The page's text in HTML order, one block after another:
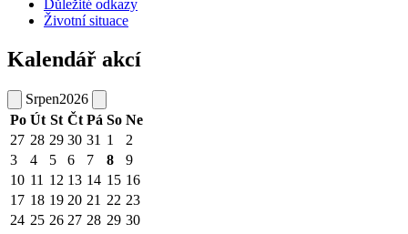
Důležité odkazy
Životní situace
Kalendář akcí
Srpen2026
Po Út St Čt Pá So Ne
27 28 29 30 31 1
2
3
4 5 6 7 8
9
10 11 12 13 14 15 16
17 18 19 20 21 22 23
24 25 26 27 28 29 30